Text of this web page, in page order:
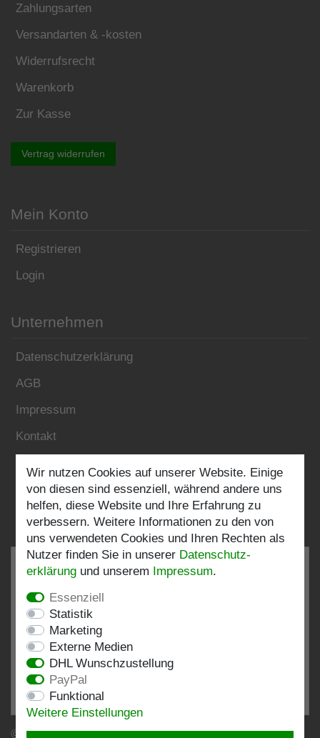
Zahlungsarten
Versandarten & -kosten
Widerrufsrecht
Warenkorb
Zur Kasse
Vertrag widerrufen
Mein Konto
Registrieren
Login
Unternehmen
Datenschutzerklärung
AGB
Impressum
Kontakt
Folgen Sie uns:
bei: shopvote.de, Amazon
Bewertungsprofil bei SHOPVOTE.DE ansehen
Informationen zur Echtheit von Kundenbewertungen
© Copyright 2026 | Stockshop.de GmbH. Alle Rechte
Wir nutzen Cookies auf unserer Website. Einige
von diesen sind essenziell, während andere uns
helfen, diese Website und Ihre Erfahrung zu
verbessern. Weitere Informationen zu den von
uns verwendeten Cookies und Ihren Rechten als
Nutzer finden Sie in unserer Daten­schutz­
erklärung und unserem Impressum.
Essenziell
Statistik
Marketing
Externe Medien
DHL Wunschzustellung
PayPal
Funktional
Weitere Einstellungen